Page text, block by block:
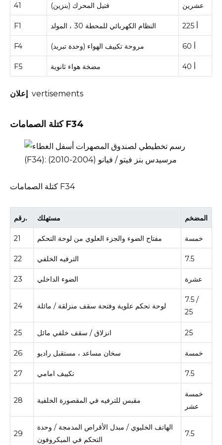
41 فتيل المحرك (بنزين) عشرين
F1 النظام الكهربائي للمحطة 30 ، المولد 225 أ
F4 مروحة تكييف الهواء (وحدة تبريد) 60 أ
F5 مضخة هواء ثانوية 40 أ
إعلان vertisements
كتلة الصمامات F34
كتلة الصمامات F34
رقم. مستهلك المضخم
21 مفتاح الضوء والجزء العلوي من لوحة التحكم خمسة
22 الترفيه الخلفي 7.5
23 الضوء الداخلي عشرة
24 لوحة تحكم علوية وفتحة سقف منزلقة / مائلة
7.5 /
25
25 انزلاق / سقف خلفي مائل 25
26 سخان مساعد ، مستقبل راديو خمسة
27 تكييف امامي 7.5
28 مقبس للترفيه في المقصورة الخلفية
خمسة
عشر
29
الهاتف الخليوي / مبدل الأقراص المدمجة / وحدة
التحكم في الميكروفون
7.5